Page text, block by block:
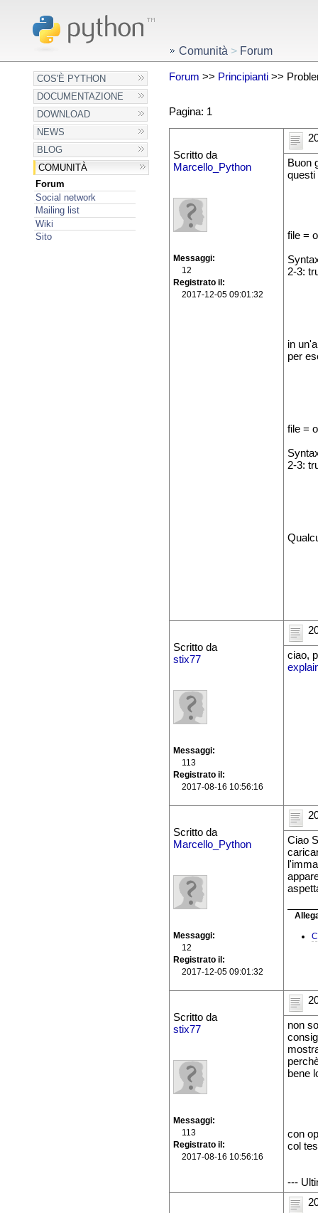
COS'È PYTHON
DOCUMENTAZIONE
DOWNLOAD
NEWS
BLOG
COMUNITÀ
Forum
Social network
Mailing list
Wiki
Sito
Comunità > Forum
Forum >> Principianti>>
Pagina: 1
Scritto da
Marcello_Python
Messaggi
12
Registrato il
2017-12-05 09:01:32
Buon
questi
file =
2-3:
in
per
file =
2-3:
Scritto da
stix77
Messaggi
113
Registrato il
2017-08-16 10:56:16
ciao,
Scritto da
Marcello_Python
Messaggi
12
Registrato il
2017-12-05 09:01:32
Ciao
Scritto da
stix77
Messaggi
113
Registrato il
2017-08-16 10:56:16
non
bene
con
col
---